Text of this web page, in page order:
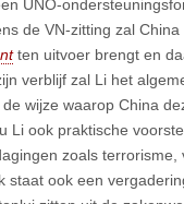
UNO-
de VN-zitting zal
ten uitvoer brengt en
verblijf zal Li het
wijze waarop China
Li ook praktische
zoals terrorisme,
staat ook een